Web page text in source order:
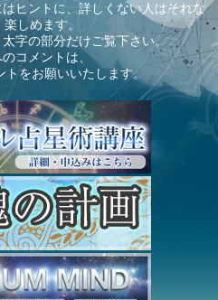
ヒントに、詳しくない人はそれな
しめます。
字の部分だけご覧下さい。
コメントは、
をお願いいたします。